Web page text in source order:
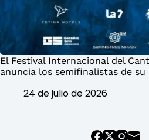
El Festival Internacional del
anuncia los semifinalistas de su
24 de julio de 2026